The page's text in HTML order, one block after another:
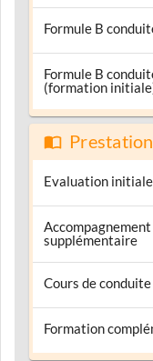
Formule B
Formule B
(formation
Evaluation initiale
Accompagnement
supplémentaire
Cours de
Formation